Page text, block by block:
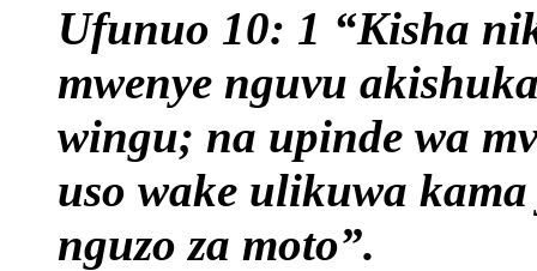
Ufunuo 10: 1 “Kisha
mwenye nguvu
wingu; na upinde wa
uso wake ulikuwa
nguzo za moto”.